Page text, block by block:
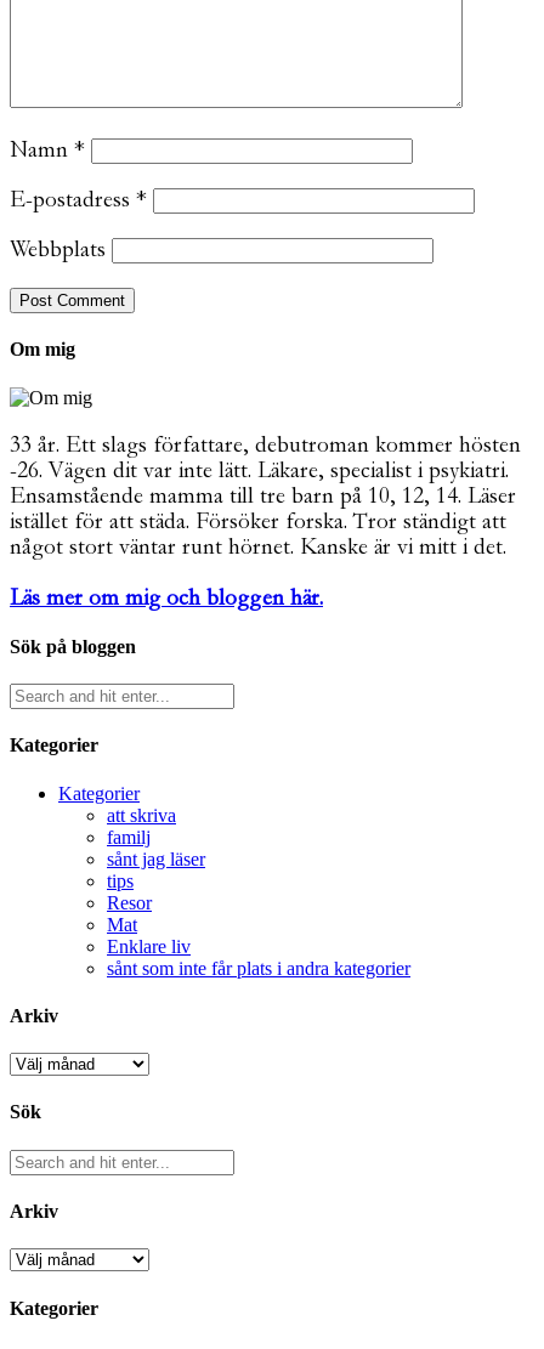
Namn *
E-postadress *
Webbplats
Om mig
33 år. Ett slags författare, debutroman kommer hösten
-26. Vägen dit var inte lätt. Läkare, specialist i psykiatri.
Ensamstående mamma till tre barn på 10, 12, 14. Läser
istället för att städa. Försöker forska. Tror ständigt att
något stort väntar runt hörnet. Kanske är vi mitt i det.
Läs mer om mig och bloggen här.
Sök på bloggen
Kategorier
Kategorier
att skriva
familj
sånt jag läser
tips
Resor
Mat
Enklare liv
sånt som inte får plats i andra kategorier
Arkiv
Arkiv
Sök
Arkiv
Arkiv
Kategorier